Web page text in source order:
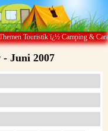
Camping & Caravan ï¿½
Juni 2007